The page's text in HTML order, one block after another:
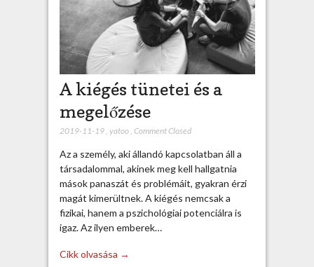
A kiégés tünetei és a
megelőzése
2019-11-19, yatoo, Comment Closed
Az a személy, aki állandó kapcsolatban áll a
társadalommal, akinek meg kell hallgatnia
mások panaszát és problémáit, gyakran érzi
magát kimerültnek. A kiégés nemcsak a
fizikai, hanem a pszichológiai potenciálra is
igaz. Az ilyen emberek…
Cikk olvasása →